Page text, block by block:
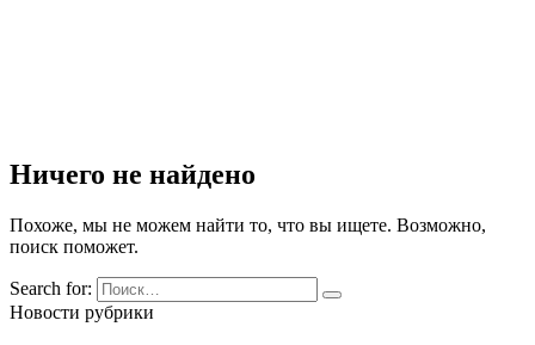
Ничего не найдено
Похоже, мы не можем найти то, что вы ищете. Возможно,
поиск поможет.
Search for:
Новости рубрики